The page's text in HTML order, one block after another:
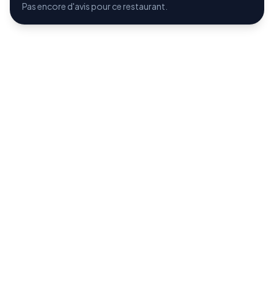
Pas encore d'avis pour ce restaurant.